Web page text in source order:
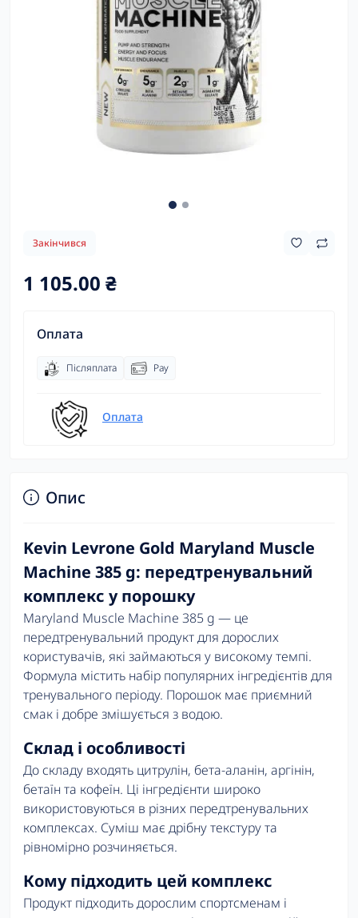
Закінчився
1 105.00 ₴
Оплата
Післяплата Pay
Оплата
Опис
Kevin Levrone Gold Maryland Muscle
Machine 385 g: передтренувальний
комплекс у порошку
Maryland Muscle Machine 385 g — це
передтренувальний продукт для дорослих
користувачів, які займаються у високому темпі.
Формула містить набір популярних інгредієнтів для
тренувального періоду. Порошок має приємний
смак і добре змішується з водою.
Склад і особливості
До складу входять цитрулін, бета-аланін, аргінін,
бетаїн та кофеїн. Ці інгредієнти широко
використовуються в різних передтренувальних
комплексах. Суміш має дрібну текстуру та
рівномірно розчиняється.
Кому підходить цей комплекс
Продукт підходить дорослим спортсменам і